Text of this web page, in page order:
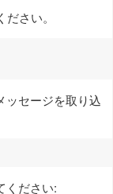
さい。
ッセージを取り込
ください: